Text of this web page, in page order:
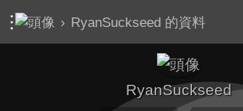
› RyanSuckseed 的資料
RyanSuckseed